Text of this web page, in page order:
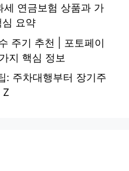
연금보험 상품과 가
요약
주기 추천 | 포토페이
지 핵심 정보
: 주차대행부터 장기주
Z